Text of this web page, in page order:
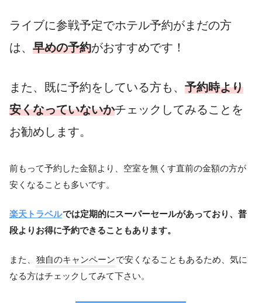
ライブに参戦予定でホテル予約がまだの方
は、 早めの予約がおすすめです！
また、既に予約をしている方も、 予約時より
安くなっていないかチェックしてみることを
お勧めします。
前もって予約した金額より、空室を無くす直前の金額の方が
安くなることも多いです。
楽天トラベルでは定期的にスーパーセールがあっており、普
段よりお得に予約できることもあります。
また、 独自のキャンペーンで安くなることもあるため、気に
なる方はチェックしてみて下さい。